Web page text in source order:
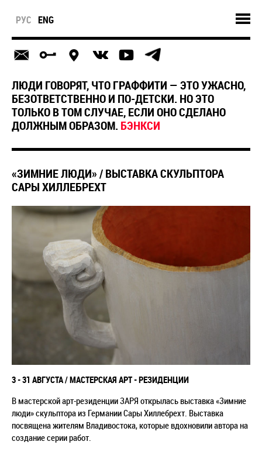
РУС ENG
ЛЮДИ ГОВОРЯТ, ЧТО ГРАФФИТИ — ЭТО УЖАСНО,
БЕЗОТВЕТСТВЕННО И ПО-ДЕТСКИ. НО ЭТО
ТОЛЬКО В ТОМ СЛУЧАЕ, ЕСЛИ ОНО СДЕЛАНО
ДОЛЖНЫМ ОБРАЗОМ. БЭНКСИ
«ЗИМНИЕ ЛЮДИ» / ВЫСТАВКА СКУЛЬПТОРА
САРЫ ХИЛЛЕБРЕХТ
3 - 31 АВГУСТА / МАСТЕРСКАЯ АРТ - РЕЗИДЕНЦИИ
В мастерской арт-резиденции ЗАРЯ открылась выставка«Зимние
люди» скульптора из Германии Сары Хиллебрехт. Выставка
посвящена жителям Владивостока, которые вдохновили автора на
создание серии работ.